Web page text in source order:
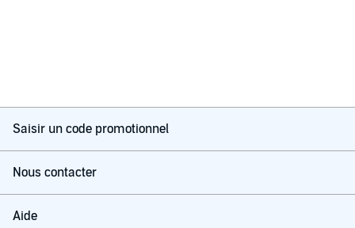
Saisir un code promotionnel
Nous contacter
Aide